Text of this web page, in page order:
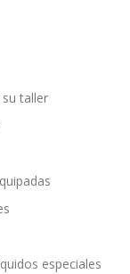
taller
especiales